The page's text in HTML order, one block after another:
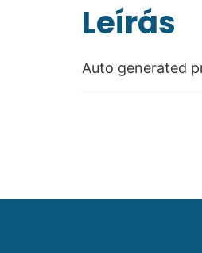
Leírás
Auto generated